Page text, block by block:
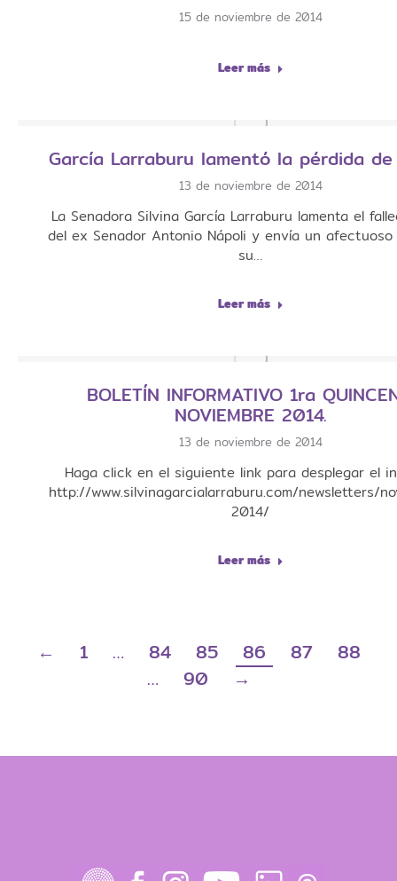
15 de noviembre de 2014
Leer más
García Larraburu lamentó la pérdida
13 de noviembre de 2014
La Senadora Silvina García Larraburu lamenta el
del ex Senador Antonio Nápoli y envía un afectuoso
su…
Leer más
BOLETÍN INFORMATIVO 1ra
NOVIEMBRE 2014.
13 de noviembre de 2014
Haga click en el siguiente link para desplegar el
http://www.silvinagarcialarraburu.com/newsletters/
2014/
Leer más
← 1 … 84 85 86 87
88
…
90 →